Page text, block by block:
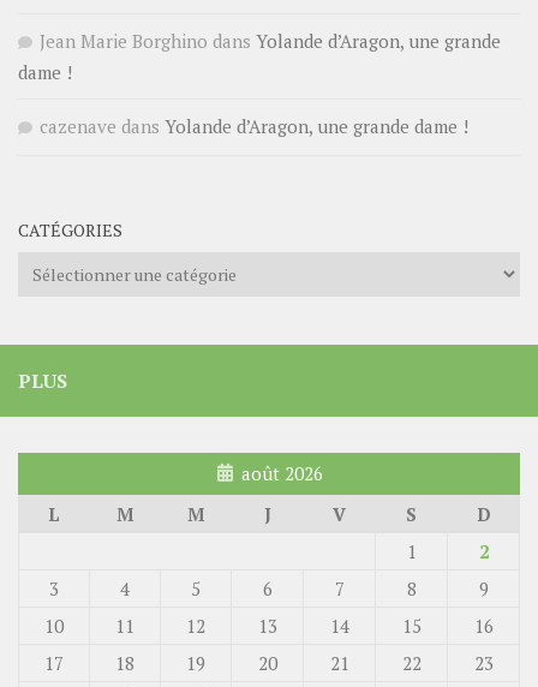
Jean Marie Borghino dans Yolande d’Aragon, une grande
dame !
cazenave dans Yolande d’Aragon, une grande dame !
CATÉGORIES
Catégories
PLUS
août 2026
L
M M J V S
D
1
2
3
4 5 6 7 8
9
10
11 12 13 14 15
16
17
18 19 20 21 22
23